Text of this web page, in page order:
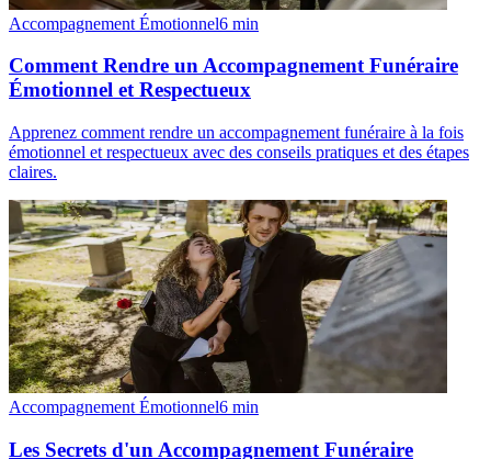
Accompagnement Émotionnel6 min
Comment Rendre un Accompagnement Funéraire
Émotionnel et Respectueux
Apprenez comment rendre un accompagnement funéraire à la fois
émotionnel et respectueux avec des conseils pratiques et des étapes
claires.
Accompagnement Émotionnel6 min
Les Secrets d'un Accompagnement Funéraire